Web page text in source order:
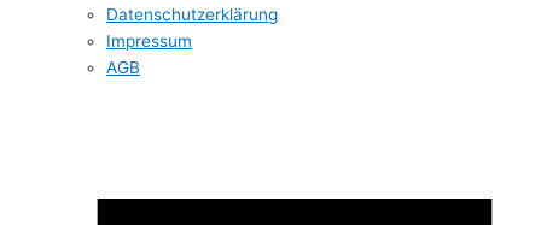
Datenschutzerklärung
Impressum
AGB